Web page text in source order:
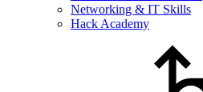
Networking & IT Skills
Hack Academy